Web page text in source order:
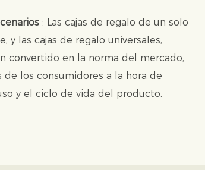
: Las cajas de regalo de un solo
y las cajas de regalo universales,
convertido en la norma del mercado,
de los consumidores a la hora de
y el ciclo de vida del producto.